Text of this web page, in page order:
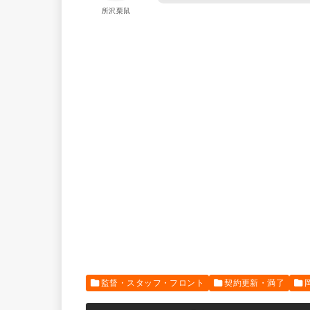
所沢栗鼠
監督・スタッフ・フロント 契約更新・満了